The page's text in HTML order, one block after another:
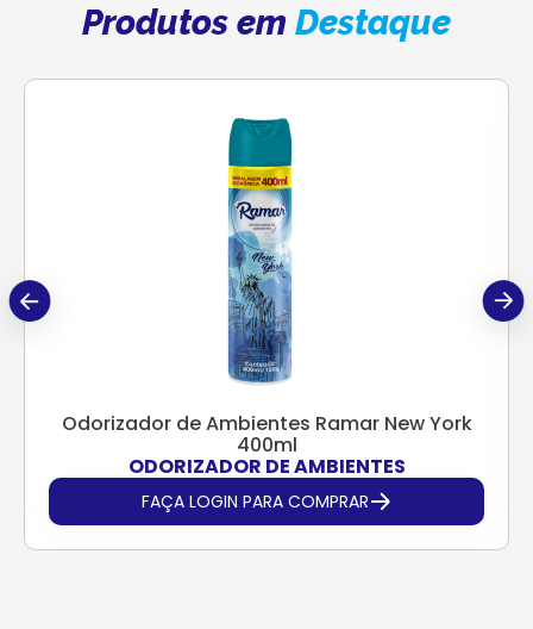
Produtos em Destaque
Odorizador de Ambientes Ramar New York
400ml
ODORIZADOR DE AMBIENTES
FAÇA LOGIN PARA COMPRAR